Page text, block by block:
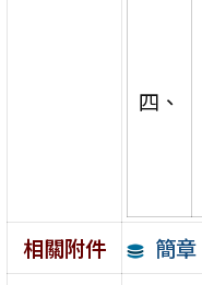
四、
相關附件
簡章